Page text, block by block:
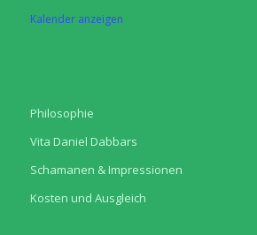
Kalender anzeigen
Philosophie
Vita Daniel Dabbars
Schamanen & Impressionen
Kosten und Ausgleich